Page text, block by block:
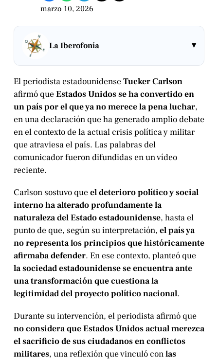
marzo 10, 2026
La Iberofonía ▾
El periodista estadounidenseTucker Carlson
afirmó queEstados Unidos se ha convertido en
un país por el que ya no merece la pena luchar,
en una declaración que ha generado amplio debate
en el contexto de la actual crisis política y militar
que atraviesa el país. Las palabras del
comunicador fueron difundidas en un vídeo
reciente.
Carlson sostuvo queel deterioro político y social
interno ha alterado profundamente la
naturaleza del Estado estadounidense, hasta el
punto de que, según su interpretación, el país ya
no representa los principios que históricamente
afirmaba defender. En ese contexto, planteó que
la sociedad estadounidense se encuentra ante
una transformación que cuestiona la
legitimidad del proyecto político nacional.
Durante su intervención, el periodista afirmó que
no considera que Estados Unidos actual merezca
el sacrificio de sus ciudadanos en conflictos
militares, una reflexión que vinculó conlas